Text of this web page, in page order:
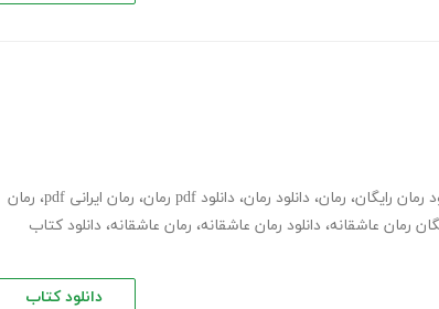
رمان رایگان، رمان، دانلود رمان، دانلود pdf رمان ، رمان ایرانی pdf ، رمان
رمان عاشقانه، دانلود رمان عاشقانه، رمان عاشقانه، دانلود کتاب
دانلود کتاب